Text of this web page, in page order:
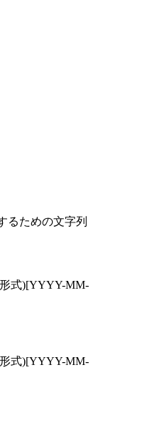
るための文字列
式)[YYYY-MM-
式)[YYYY-MM-